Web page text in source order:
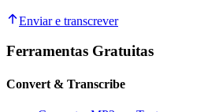
Enviar e transcrever
Ferramentas Gratuitas
Convert & Transcribe